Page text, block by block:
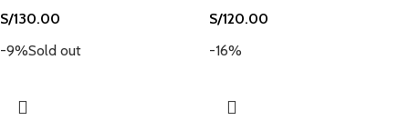
S/130.00 S/120.00
-9%Sold out -16%